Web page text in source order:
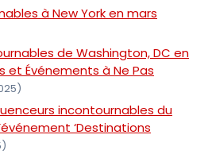
à New York en mars
de Washington, DC en
et Événements à Ne Pas
incontournables du
‘Destinations